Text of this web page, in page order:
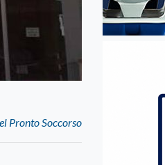
Pronto Soccorso